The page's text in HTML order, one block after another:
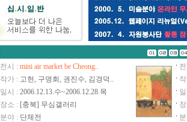
추지영 작가님의 전시를 축하합니다.
봄의 향연전을 축하합니다.
‘마마스 핸즈’ 창립전-그림을 담은 그릇展
현대미술연구회 정기전-생활일기
제8회 청년작가전 -21C 시대와 정신-展
백남준 1주년 추모 전시회
“환원과 지향” - 이종균, 류기곤
전시 : mini air market be Cheong..
작가 : 고헌, 구명회, 권진수, 김경덕..
일시 : 2006.12.13.수~2006.12.28.목
장소 : [충북] 무심갤러리
분야 : 단체전